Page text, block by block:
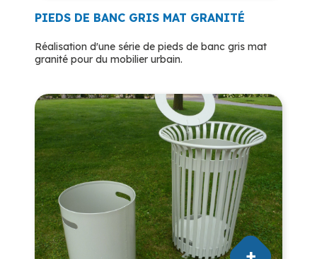
PIEDS DE BANC GRIS MAT GRANITÉ
Réalisation d'une série de pieds de banc gris mat
granité pour du mobilier urbain.